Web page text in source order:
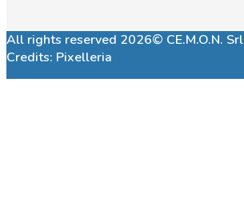
All rights reserved 2026© CE.M.O.N. Srl
Credits: Pixelleria